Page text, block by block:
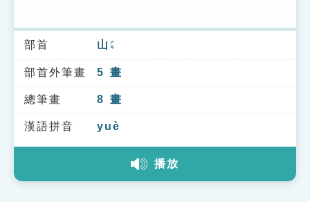
索引選單
知識索引
單字索引
生命大百科索引
部首 山 ㄕㄢ
部首外筆畫 5 畫
總筆畫 8 畫
漢語拼音 yuè
播放